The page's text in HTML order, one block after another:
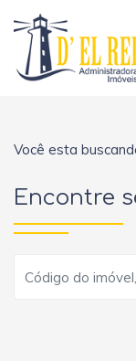
Você esta
Encontre